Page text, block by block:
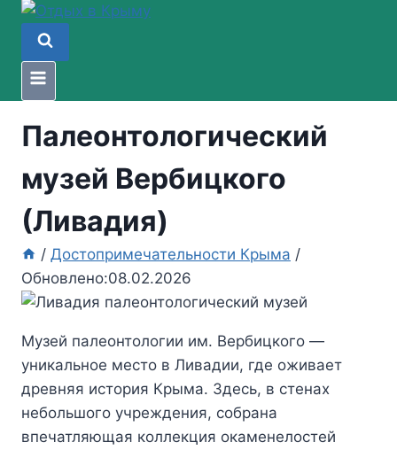
Палеонтологический
музей Вербицкого
(Ливадия)
/ Достопримечательности Крыма /
Обновлено:08.02.2026
Музей палеонтологии им. Вербицкого —
уникальное место в Ливадии, где оживает
древняя история Крыма. Здесь, в стенах
небольшого учреждения, собрана
впечатляющая коллекция окаменелостей